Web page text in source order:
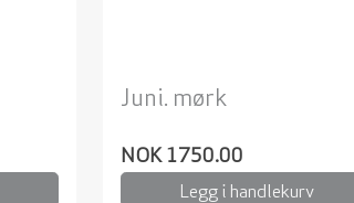
Juni. mørk
NOK 1750.00
Legg i handlekurv